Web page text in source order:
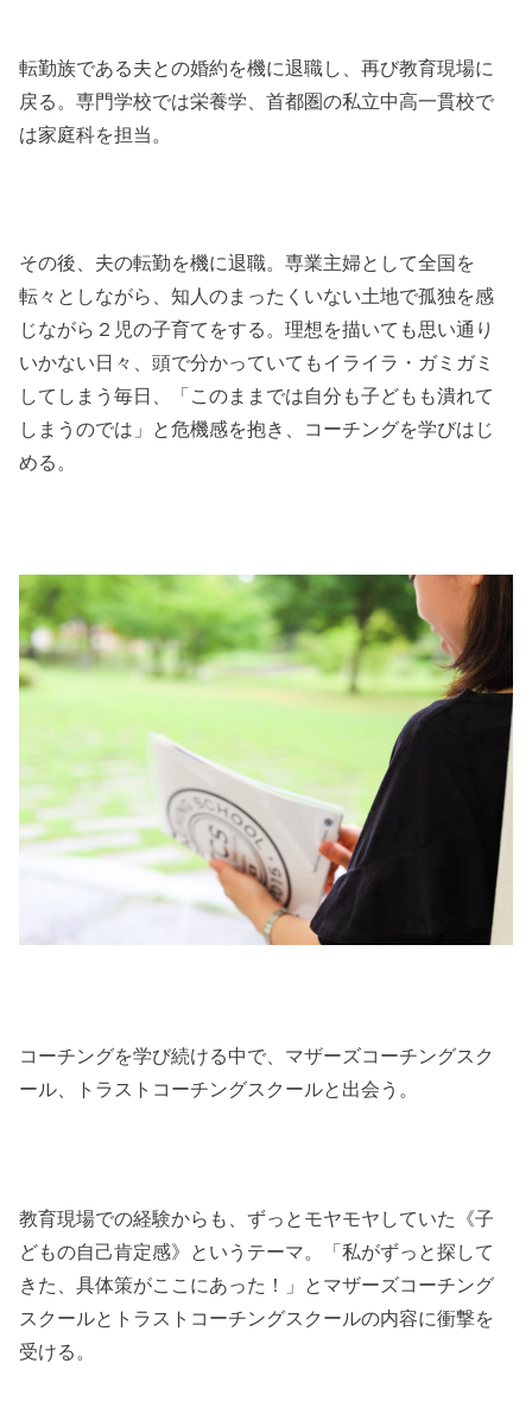
転勤族である夫との婚約を機に退職し、再び教育現場に
戻る。専門学校では栄養学、首都圏の私立中高一貫校で
は家庭科を担当。
その後、夫の転勤を機に退職。専業主婦として全国を
転々としながら、知人のまったくいない土地で孤独を感
じながら２児の子育てをする。理想を描いても思い通り
いかない日々、頭で分かっていてもイライラ・ガミガミ
してしまう毎日、「このままでは自分も子どもも潰れて
しまうのでは」と危機感を抱き、コーチングを学びはじ
める。
コーチングを学び続ける中で、マザーズコーチングスク
ール、トラストコーチングスクールと出会う。
教育現場での経験からも、ずっとモヤモヤしていた《子
どもの自己肯定感》というテーマ。「私がずっと探して
きた、具体策がここにあった！」とマザーズコーチング
スクールとトラストコーチングスクールの内容に衝撃を
受ける。